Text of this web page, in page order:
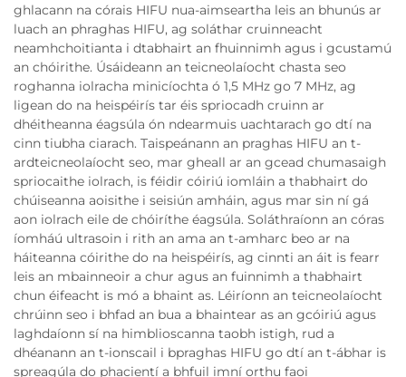
ghlacann na córais HIFU nua-aimseartha leis an bhunús ar
luach an phraghas HIFU, ag soláthar cruinneacht
neamhchoitianta i dtabhairt an fhuinnimh agus i gcustamú
an chóirithe. Úsáideann an teicneolaíocht chasta seo
roghanna iolracha minicíochta ó 1,5 MHz go 7 MHz, ag
ligean do na heispéirís tar éis spriocadh cruinn ar
dhéitheanna éagsúla ón ndearmuis uachtarach go dtí na
cinn tiubha ciarach. Taispeánann an praghas HIFU an t-
ardteicneolaíocht seo, mar gheall ar an gcead chumasaigh
spriocaithe iolrach, is féidir cóiriú iomláin a thabhairt do
chúiseanna aoisithe i seisiún amháin, agus mar sin ní gá
aon iolrach eile de chóiríthe éagsúla. Soláthraíonn an córas
íomháú ultrasoin i rith an ama an t-amharc beo ar na
háiteanna cóirithe do na heispéirís, ag cinnti an áit is fearr
leis an mbainneoir a chur agus an fuinnimh a thabhairt
chun éifeacht is mó a bhaint as. Léiríonn an teicneolaíocht
chrúinn seo i bhfad an bua a bhaintear as an gcóiriú agus
laghdaíonn sí na himblioscanna taobh istigh, rud a
dhéanann an t-ionscail i bpraghas HIFU go dtí an t-ábhar is
spreagúla do phacientí a bhfuil imní orthu faoi